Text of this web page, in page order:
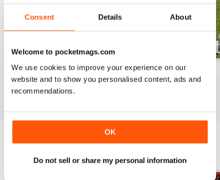
Consent Details About
Welcome to pocketmags.com
We use cookies to improve your experience on our
website and to show you personalised content, ads and
recommendations.
OK
Do not sell or share my personal information
Luglio 2026
Buy for$5.49
View|Add to Cart
Giuigno 2026
Buy for$5.49
Maggio 2026
Buy for$5.49